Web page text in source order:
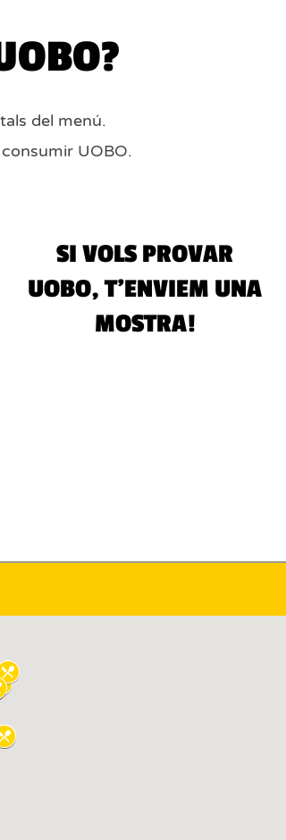
del menú.
UOBO.
SI VOLS PROVAR
UOBO, T’ENVIEM UNA
MOSTRA!